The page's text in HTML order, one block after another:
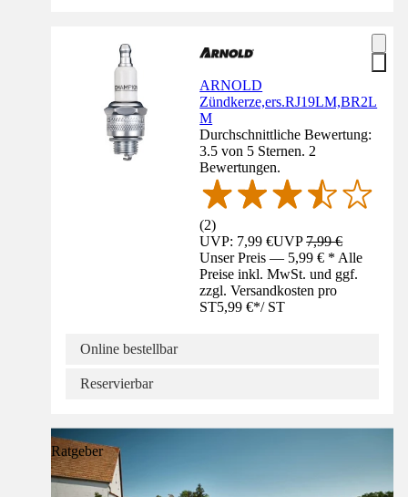
ARNOLD
Zündkerze,ers.RJ19LM,BR2L
M
Durchschnittliche Bewertung:
3.5 von 5 Sternen. 2
Bewertungen.
(2)
UVP: 7,99 €UVP7,99 €
Unser Preis — 5,99 € * Alle
Preise inkl. MwSt. und ggf.
zzgl. Versandkosten pro
ST5,99 €*/ ST
Online bestellbar
Reservierbar
Ratgeber